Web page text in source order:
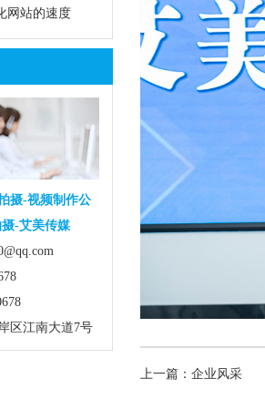
网站的速度
摄-视频制作公
-艾美传媒
区江南大道7号
上一篇：企业风采